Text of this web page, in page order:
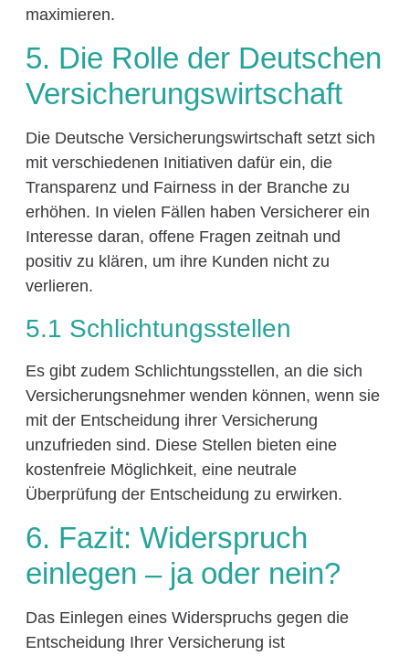
maximieren.
5. Die Rolle der Deutschen
Versicherungswirtschaft
Die Deutsche Versicherungswirtschaft setzt sich
mit verschiedenen Initiativen dafür ein, die
Transparenz und Fairness in der Branche zu
erhöhen. In vielen Fällen haben Versicherer ein
Interesse daran, offene Fragen zeitnah und
positiv zu klären, um ihre Kunden nicht zu
verlieren.
5.1 Schlichtungsstellen
Es gibt zudem Schlichtungsstellen, an die sich
Versicherungsnehmer wenden können, wenn sie
mit der Entscheidung ihrer Versicherung
unzufrieden sind. Diese Stellen bieten eine
kostenfreie Möglichkeit, eine neutrale
Überprüfung der Entscheidung zu erwirken.
6. Fazit: Widerspruch
einlegen – ja oder nein?
Das Einlegen eines Widerspruchs gegen die
Entscheidung Ihrer Versicherung ist